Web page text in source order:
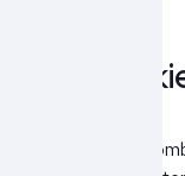
Waarom
ØLÅF T-shirts